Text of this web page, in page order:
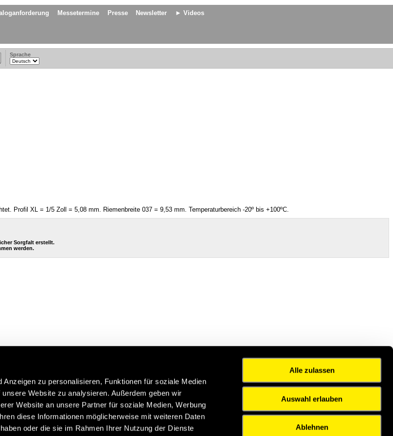
zu personalisieren, Funktionen für soziale Medien
Website zu analysieren. Außerdem geben wir
Website an unsere Partner für soziale Medien, Werbung
diese Informationen möglicherweise mit weiteren Daten
oder die sie im Rahmen Ihrer Nutzung der Dienste
Alle zulassen
Auswahl erlauben
Ablehnen
Messetermine Presse Newsletter ► Videos
Sprache
Profil XL = 1/5 Zoll = 5,08 mm. Riemenbreite 037 = 9,53 mm. Temperaturbereich -20º bis +100ºC.
Sorgfalt erstellt.
werden.